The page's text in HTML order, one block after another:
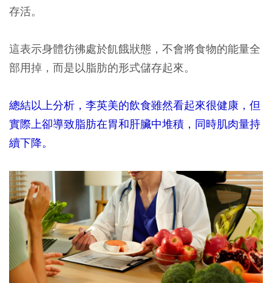
存活。
這表示身體彷彿處於飢餓狀態，不會將食物的能量全
部用掉，而是以脂肪的形式儲存起來。
總結以上分析，李英美的飲食雖然看起來很健康，但
實際上卻導致脂肪在胃和肝臟中堆積，同時肌肉量持
續下降。